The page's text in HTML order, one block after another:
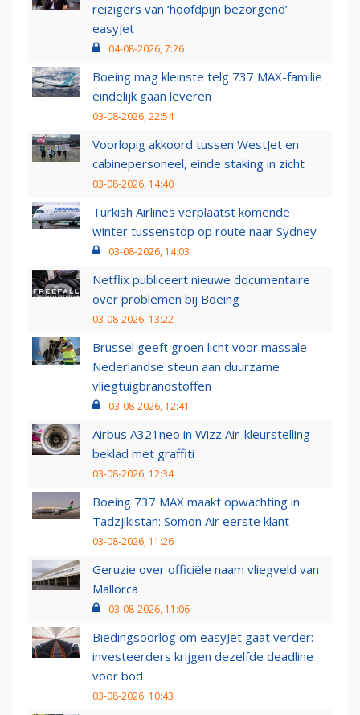
reizigers van ‘hoofdpijn bezorgend’
easyJet
04-08-2026, 7:26
Boeing mag kleinste telg 737 MAX-familie
eindelijk gaan leveren
03-08-2026, 22:54
Voorlopig akkoord tussen WestJet en
cabinepersoneel, einde staking in zicht
03-08-2026, 14:40
Turkish Airlines verplaatst komende
winter tussenstop op route naar Sydney
03-08-2026, 14:03
Netflix publiceert nieuwe documentaire
over problemen bij Boeing
03-08-2026, 13:22
Brussel geeft groen licht voor massale
Nederlandse steun aan duurzame
vliegtuigbrandstoffen
03-08-2026, 12:41
Airbus A321neo in Wizz Air-kleurstelling
beklad met graffiti
03-08-2026, 12:34
Boeing 737 MAX maakt opwachting in
Tadzjikistan: Somon Air eerste klant
03-08-2026, 11:26
Geruzie over officiële naam vliegveld van
Mallorca
03-08-2026, 11:06
Biedingsoorlog om easyJet gaat verder:
investeerders krijgen dezelfde deadline
voor bod
03-08-2026, 10:43